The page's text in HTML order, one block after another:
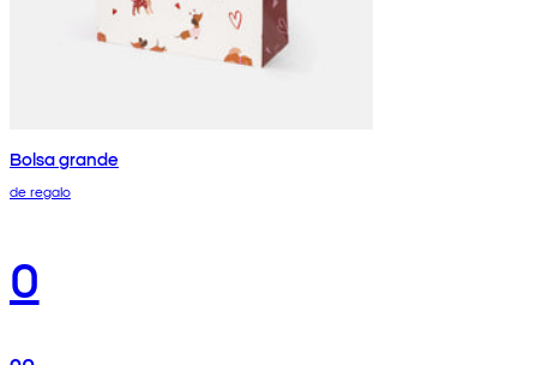
Bolsa grande
de regalo
0